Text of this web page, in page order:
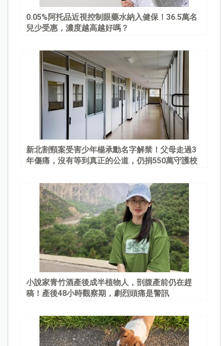
0.05%阿托品近視控制眼藥水納入健保！36.5萬名
兒少受惠，濃度越高越好嗎？
新北割頸案受害少年楊承勳名字解禁！父母走過3
年傷痛，沒有等到真正的公道，仍捐550萬守護校
小說家青竹酒產後成半植物人，剖腹產前仍在趕
稿！產後48小時觀察期，劇烈頭痛是警訊